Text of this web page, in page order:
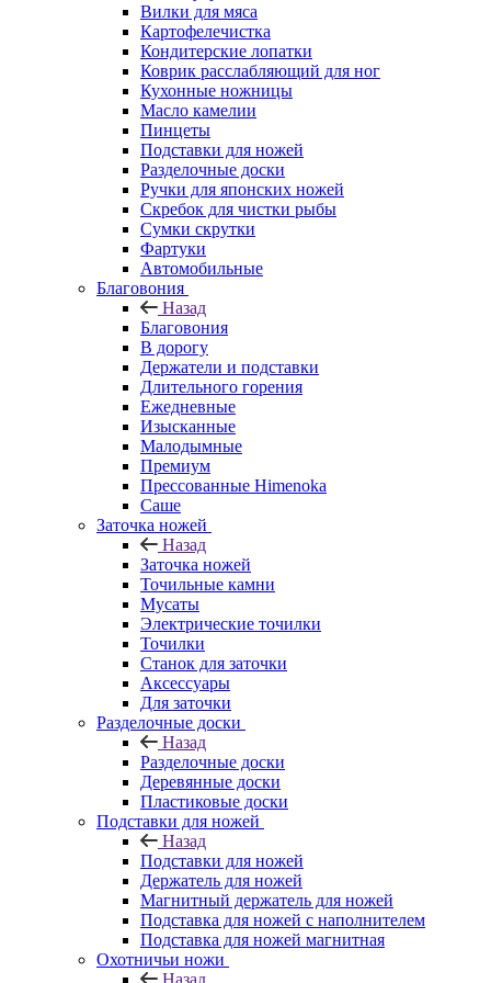
Вилки для мяса
Картофелечистка
Кондитерские лопатки
Коврик расслабляющий для ног
Кухонные ножницы
Масло камелии
Пинцеты
Подставки для ножей
Разделочные доски
Ручки для японских ножей
Скребок для чистки рыбы
Сумки скрутки
Фартуки
Автомобильные
Благовония
Назад
Благовония
В дорогу
Держатели и подставки
Длительного горения
Ежедневные
Изысканные
Малодымные
Премиум
Прессованные Himenoka
Саше
Заточка ножей
Назад
Заточка ножей
Точильные камни
Мусаты
Электрические точилки
Точилки
Станок для заточки
Аксессуары
Для заточки
Разделочные доски
Назад
Разделочные доски
Деревянные доски
Пластиковые доски
Подставки для ножей
Назад
Подставки для ножей
Держатель для ножей
Магнитный держатель для ножей
Подставка для ножей с наполнителем
Подставка для ножей магнитная
Охотничьи ножи
Назад